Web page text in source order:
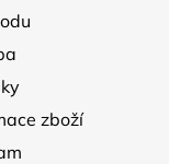
zboží